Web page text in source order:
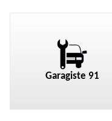
Garagiste 91